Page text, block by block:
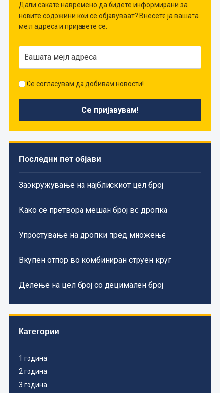
Дали сакате навремено да бидете информирани за
новите содржини кои се објавуваат? Внесете ја вашата
мејл адреса и пријавете се.
Се согласувам да добивам новости!
Последни пет објави
Заокружување на најблискиот цел број
Како се претвора мешан број во дропка
Упростување на дропки пред множење
Вкупен отпор во комбиниран струен круг
Делење на цел број со децимален број
Категории
1 година
2 година
3 година